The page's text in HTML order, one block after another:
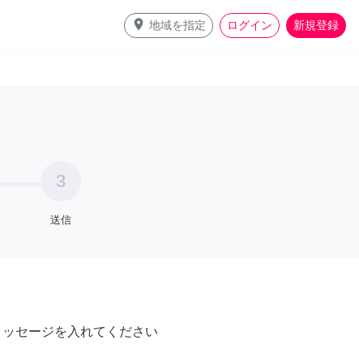
place 地域を指定 ログイン 新規登録
3
送信
セージを入れてください